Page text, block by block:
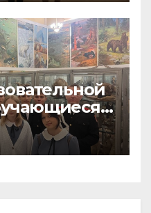
посетили
музей и